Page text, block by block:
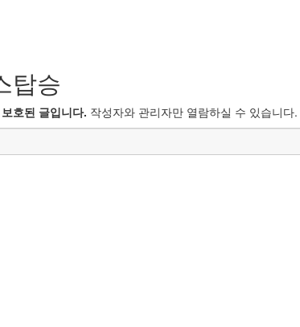
탑승
호된 글입니다. 작성자와 관리자만 열람하실 수 있습니